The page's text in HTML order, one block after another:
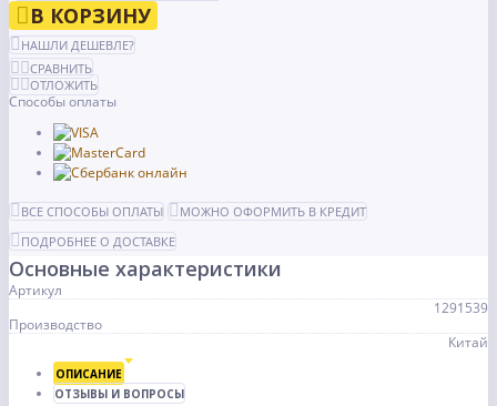
В КОРЗИНУ
НАШЛИ ДЕШЕВЛЕ?
СРАВНИТЬ
ОТЛОЖИТЬ
Способы оплаты
ВСЕ СПОСОБЫ ОПЛАТЫ
МОЖНО ОФОРМИТЬ В КРЕДИТ
ПОДРОБНЕЕ О ДОСТАВКЕ
Основные характеристики
Артикул
1291539
Производство
Китай
ОПИСАНИЕ
ОТЗЫВЫ И ВОПРОСЫ